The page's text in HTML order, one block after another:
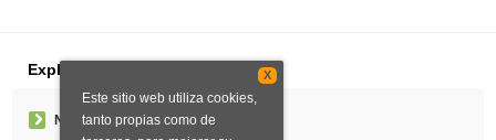
Explorar
Noticias
X
Este sitio web utiliza cookies,
tanto propias como de